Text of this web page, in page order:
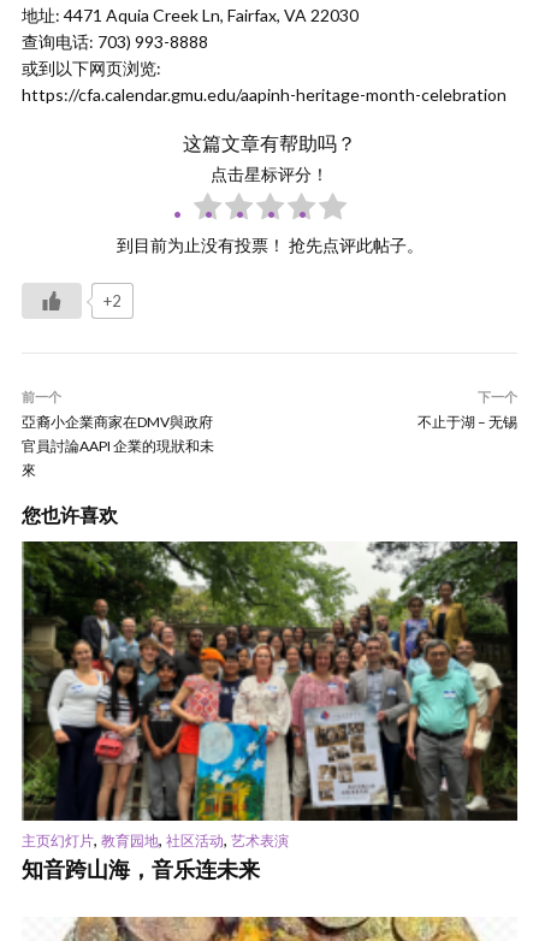
地址: 4471 Aquia Creek Ln, Fairfax, VA 22030
查询电话: 703) 993-8888
或到以下网页浏览:
https://cfa.calendar.gmu.edu/aapinh-heritage-month-celebration
这篇文章有帮助吗？
点击星标评分！
到目前为止没有投票！ 抢先点评此帖子。
+2
前一个
亞裔小企業商家在DMV與政府
官員討論AAPI 企業的現狀和未
來
下一个
不止于湖 – 无锡
您也许喜欢
主页幻灯片, 教育园地, 社区活动, 艺术表演
知音跨山海，音乐连未来